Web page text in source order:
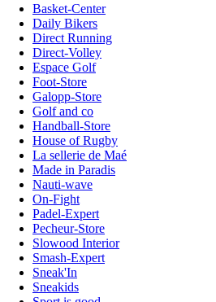
Basket-Center
Daily Bikers
Direct Running
Direct-Volley
Espace Golf
Foot-Store
Galopp-Store
Golf and co
Handball-Store
House of Rugby
La sellerie de Maé
Made in Paradis
Nauti-wave
On-Fight
Padel-Expert
Pecheur-Store
Slowood Interior
Smash-Expert
Sneak'In
Sneakids